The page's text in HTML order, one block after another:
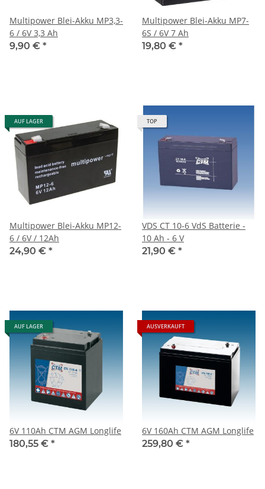
Multipower Blei-Akku MP3,3-
6 / 6V 3,3 Ah
9,90 € *
Multipower Blei-Akku MP7-
6S / 6V 7 Ah
19,80 € *
AUF LAGER
Multipower Blei-Akku MP12-
6 / 6V / 12Ah
24,90 € *
TOP
VDS CT 10-6 VdS Batterie -
10 Ah - 6 V
21,90 € *
AUF LAGER
6V 110Ah CTM AGM Longlife
180,55 € *
AUSVERKAUFT
6V 160Ah CTM AGM Longlife
259,80 € *